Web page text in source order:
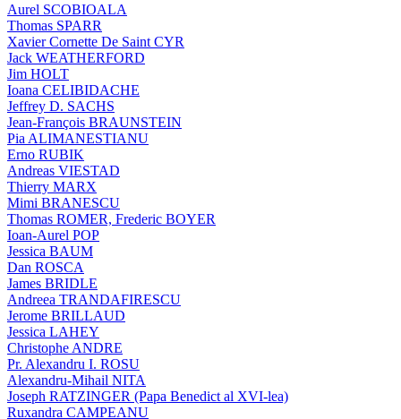
Aurel SCOBIOALA
Thomas SPARR
Xavier Cornette De Saint CYR
Jack WEATHERFORD
Jim HOLT
Ioana CELIBIDACHE
Jeffrey D. SACHS
Jean-François BRAUNSTEIN
Pia ALIMANESTIANU
Erno RUBIK
Andreas VIESTAD
Thierry MARX
Mimi BRANESCU
Thomas ROMER, Frederic BOYER
Ioan-Aurel POP
Jessica BAUM
Dan ROSCA
James BRIDLE
Andreea TRANDAFIRESCU
Jerome BRILLAUD
Jessica LAHEY
Christophe ANDRE
Pr. Alexandru I. ROSU
Alexandru-Mihail NITA
Joseph RATZINGER (Papa Benedict al XVI-lea)
Ruxandra CAMPEANU